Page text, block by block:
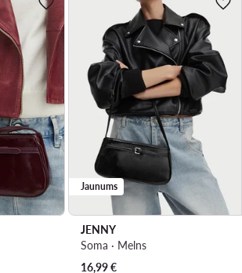
Jaunums
JENNY
Soma · Melns
16,99€